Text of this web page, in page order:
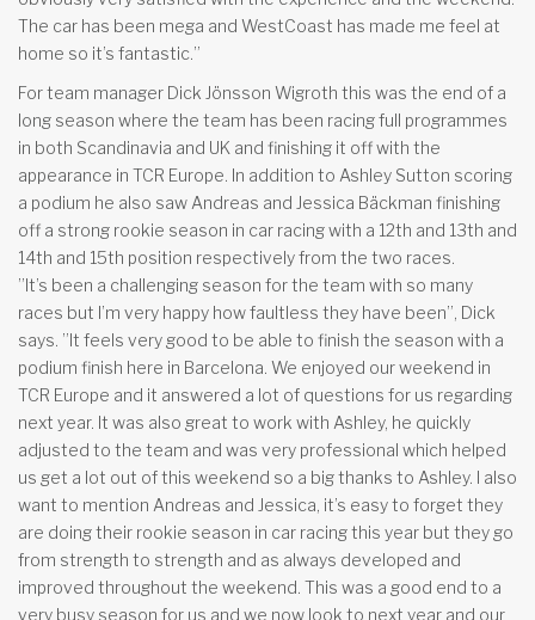
The car has been mega and WestCoast has made me feel at
home so it’s fantastic.”
For team manager Dick Jönsson Wigroth this was the end of a
long season where the team has been racing full programmes
in both Scandinavia and UK and finishing it off with the
appearance in TCR Europe. In addition to Ashley Sutton scoring
a podium he also saw Andreas and Jessica Bäckman finishing
off a strong rookie season in car racing with a 12th and 13th and
14th and 15th position respectively from the two races.
”It’s been a challenging season for the team with so many
races but I’m very happy how faultless they have been”, Dick
says. ”It feels very good to be able to finish the season with a
podium finish here in Barcelona. We enjoyed our weekend in
TCR Europe and it answered a lot of questions for us regarding
next year. It was also great to work with Ashley, he quickly
adjusted to the team and was very professional which helped
us get a lot out of this weekend so a big thanks to Ashley. I also
want to mention Andreas and Jessica, it’s easy to forget they
are doing their rookie season in car racing this year but they go
from strength to strength and as always developed and
improved throughout the weekend. This was a good end to a
very busy season for us and we now look to next year and our